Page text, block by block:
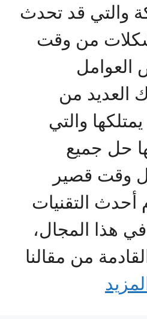
والتي قد تحدث
من وقت
العوامل
العديد من
والتي
حل جميع
وقت قصير
أحدث التقنيات
هذا المجال،
من مقالنا